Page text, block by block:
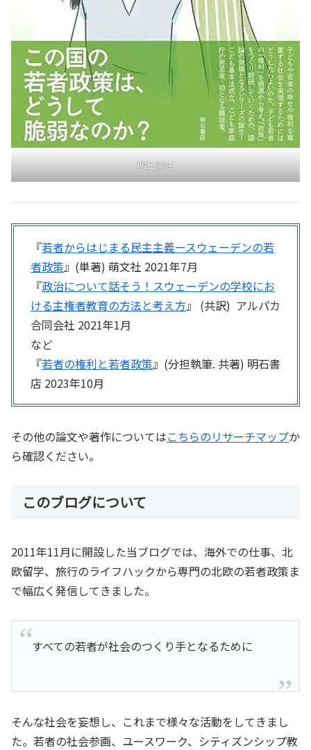
明石書店
『若者からはじまる民主主義ースウェーデンの若
者政策』(単著) 萌文社 2021年7月
『政治について話そう！スウェーデンの学校にお
ける主権者教育の方法と考え方』 (共訳) アルパカ
合同会社 2021年1月
など
『若者の権利と若者政策』(分担執筆. 共著) 明石書
店 2023年10月
その他の論文や著作についてはこちらのリサーチマップか
ら確認ください。
このブログについて
2011年11月に開設した当ブログでは、海外での仕事、北
欧留学、旅行のライフハックから専門の北欧の若者政策ま
で幅広く発信してきました。
すべての若者が社会のつくり手となるために
そんな社会を妄想し、これまで様々な活動をしてきまし
た。若者の社会参画、ユースワーク、シティズンシップ教